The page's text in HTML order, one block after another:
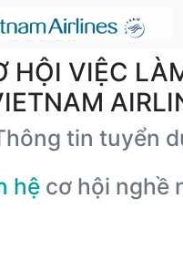
HỘI VIỆC
tin tuyển
hệ cơ hội nghề